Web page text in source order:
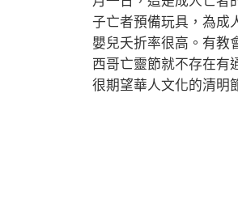
子亡者預備玩具，為成
嬰兒夭折率很高。有教
西哥亡靈節就不存在有
很期望華人文化的清明